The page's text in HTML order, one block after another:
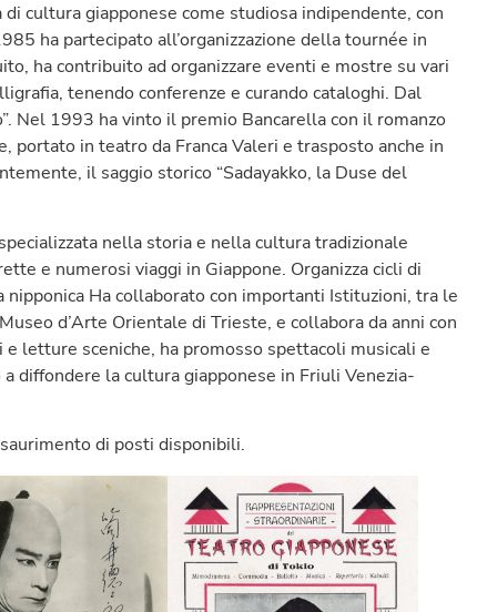
di cultura giapponese come studiosa indipendente, con
ha partecipato all’organizzazione della tournée in
ha contribuito ad organizzare eventi e mostre su vari
tenendo conferenze e curando cataloghi. Dal
Nel 1993 ha vinto il premio Bancarella con il romanzo
portato in teatro da Franca Valeri e trasposto anche in
il saggio storico “Sadayakko, la Duse del
nella storia e nella cultura tradizionale
e numerosi viaggi in Giappone. Organizza cicli di
Ha collaborato con importanti Istituzioni, tra le
d’Arte Orientale di Trieste, e collabora da anni con
letture sceniche, ha promosso spettacoli musicali e
diffondere la cultura giapponese in Friuli Venezia-
di posti disponibili.